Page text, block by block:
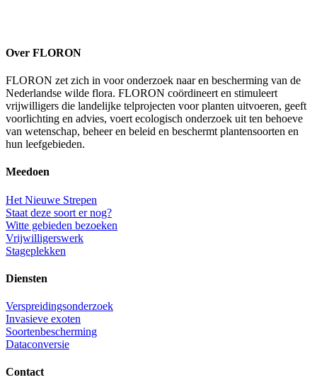
Over FLORON
FLORON zet zich in voor onderzoek naar en bescherming van de
Nederlandse wilde flora. FLORON coördineert en stimuleert
vrijwilligers die landelijke telprojecten voor planten uitvoeren, geeft
voorlichting en advies, voert ecologisch onderzoek uit ten behoeve
van wetenschap, beheer en beleid en beschermt plantensoorten en
hun leefgebieden.
Meedoen
Het Nieuwe Strepen
Staat deze soort er nog?
Witte gebieden bezoeken
Vrijwilligerswerk
Stageplekken
Diensten
Verspreidingsonderzoek
Invasieve exoten
Soortenbescherming
Dataconversie
Contact